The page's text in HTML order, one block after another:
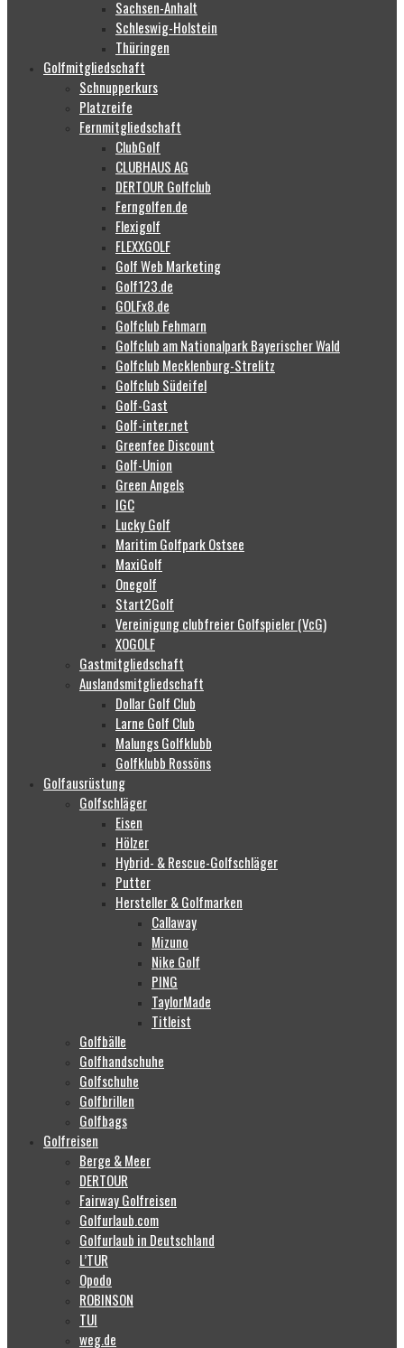
Sachsen-Anhalt
Schleswig-Holstein
Thüringen
Golfmitgliedschaft
Schnupperkurs
Platzreife
Fernmitgliedschaft
ClubGolf
CLUBHAUS AG
DERTOUR Golfclub
Ferngolfen.de
Flexigolf
FLEXXGOLF
Golf Web Marketing
Golf123.de
GOLFx8.de
Golfclub Fehmarn
Golfclub am Nationalpark Bayerischer Wald
Golfclub Mecklenburg-Strelitz
Golfclub Südeifel
Golf-Gast
Golf-inter.net
Greenfee Discount
Golf-Union
Green Angels
IGC
Lucky Golf
Maritim Golfpark Ostsee
MaxiGolf
Onegolf
Start2Golf
Vereinigung clubfreier Golfspieler (VcG)
XOGOLF
Gastmitgliedschaft
Auslandsmitgliedschaft
Dollar Golf Club
Larne Golf Club
Malungs Golfklubb
Golfklubb Rossöns
Golfausrüstung
Golfschläger
Eisen
Hölzer
Hybrid- & Rescue-Golfschläger
Putter
Hersteller & Golfmarken
Callaway
Mizuno
Nike Golf
PING
TaylorMade
Titleist
Golfbälle
Golfhandschuhe
Golfschuhe
Golfbrillen
Golfbags
Golfreisen
Berge & Meer
DERTOUR
Fairway Golfreisen
Golfurlaub.com
Golfurlaub in Deutschland
L’TUR
Opodo
ROBINSON
TUI
weg.de